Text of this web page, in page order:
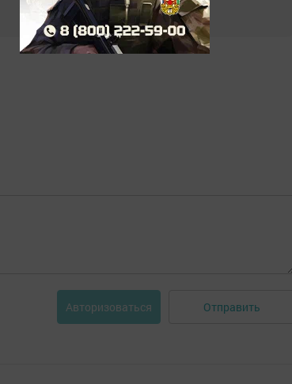
Авторизоваться Отправить